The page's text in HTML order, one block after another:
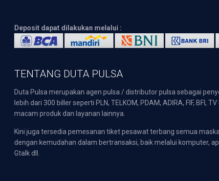
Deposit dapat dilakukan melalui :
TENTANG DUTA PULSA
Duta Pulsa merupakan agen pulsa / distributor pulsa sebagai
lebih dari 300 biller seperti PLN, TELKOM, PDAM, ADIRA, FIF,
macam produk dan layanan lainnya.
Kini juga tersedia pemesanan tiket pesawat terbang semua
dengan kemudahan dalam bertransaksi, baik melalui komputer,
Gtalk dll.